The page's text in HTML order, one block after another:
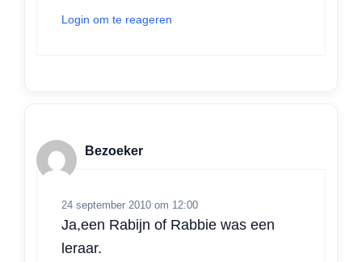
Login om te reageren
Bezoeker
24 september 2010 om 12:00
Ja,een Rabijn of Rabbie was een
leraar.